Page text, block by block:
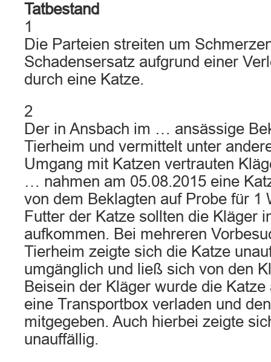
Tatbestand
1
Die Parteien streiten um
Schadensersatz aufgrund einer
durch eine Katze.
2
Der in Ansbach im … ansässige
Tierheim und vermittelt unter
Umgang mit Katzen vertrauten
… nahmen am 05.08.2015 eine
von dem Beklagten auf Probe für 1
Futter der Katze sollten die Kläger
aufkommen. Bei mehreren
Tierheim zeigte sich die Katze
umgänglich und ließ sich von den
Beisein der Kläger wurde die
eine Transportbox verladen und
mitgegeben. Auch hierbei zeigte
unauffällig.